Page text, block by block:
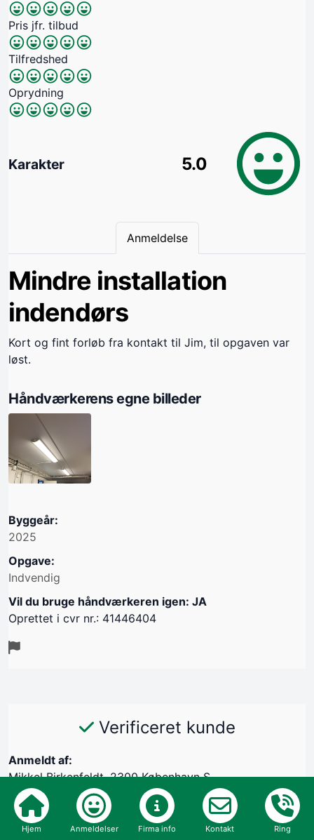
Pris jfr. tilbud
Tilfredshed
Oprydning
Karakter 5.0
Anmeldelse
Mindre installation
indendørs
Kort og fint forløb fra kontakt til Jim, til opgaven var
løst.
Håndværkerens egne billeder
Byggeår:
2025
Opgave:
Indvendig
Vil du bruge håndværkeren igen: JA
Oprettet i cvr nr.: 41446404
Verificeret kunde
Anmeldt af:
Mikkel Birkenfeldt, 2300 København S
05/01-2026
Kommunikation
Hjem Anmeldelser Firma info Kontakt Ring